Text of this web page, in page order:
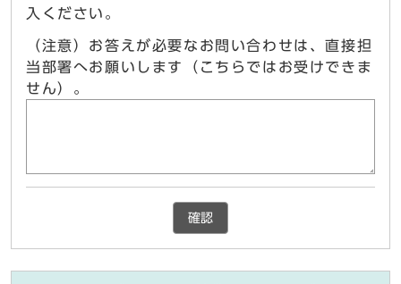
入ください。
（注意）お答えが必要なお問い合わせは、直接担
当部署へお願いします（こちらではお受けできま
せん）。
確認